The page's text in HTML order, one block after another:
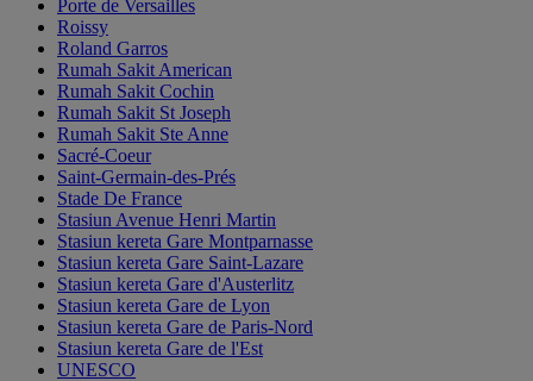
Porte de Versailles
Roissy
Roland Garros
Rumah Sakit American
Rumah Sakit Cochin
Rumah Sakit St Joseph
Rumah Sakit Ste Anne
Sacré-Coeur
Saint-Germain-des-Prés
Stade De France
Stasiun Avenue Henri Martin
Stasiun kereta Gare Montparnasse
Stasiun kereta Gare Saint-Lazare
Stasiun kereta Gare d'Austerlitz
Stasiun kereta Gare de Lyon
Stasiun kereta Gare de Paris-Nord
Stasiun kereta Gare de l'Est
UNESCO